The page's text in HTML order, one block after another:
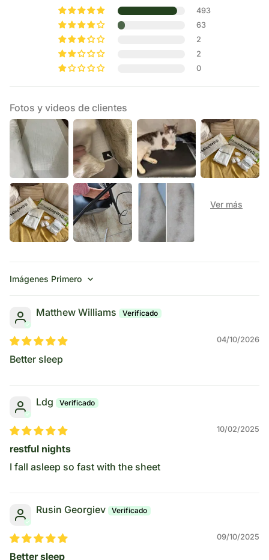
493
63
2
2
0
Fotos y videos de clientes
Sort by
Matthew Williams
04/10/2026
Better sleep
Ldg
10/02/2025
restful nights
I fall asleep so fast with the sheet
Rusin Georgiev
09/10/2025
Better sleep